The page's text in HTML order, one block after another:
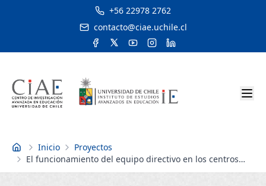
+56 22978 2762
contacto@ciae.uchile.cl
Inicio Inicio
Proyectos
El funcionamiento del equipo directivo en los centros
educativos y su relación con la implementación de un